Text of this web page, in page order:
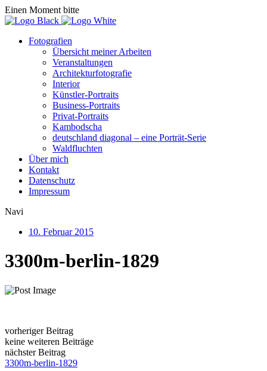
Einen Moment bitte
Fotografien
Übersicht meiner Arbeiten
Veranstaltungen
Architekturfotografie
Interior
Künstler-Portraits
Business-Portraits
Privat-Portraits
Kambodscha
deutschland diagonal – eine Porträt-Serie
Waldfluchten
Über mich
Kontakt
Datenschutz
Impressum
Navi
10. Februar 2015
3300m-berlin-1829
vorheriger Beitrag
keine weiteren Beiträge
nächster Beitrag
3300m-berlin-1829